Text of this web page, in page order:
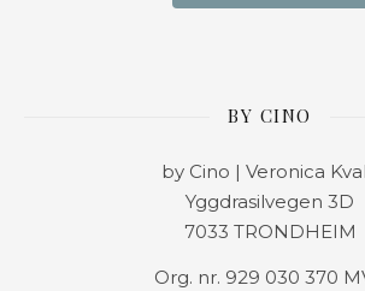
BY CINO
by Cino | Veronica
Yggdrasilvegen 3D
7033 TRONDHEIM
Org. nr. 929 030 370